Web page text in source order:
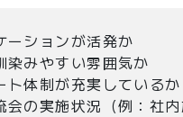
ーションが活発か
染みやすい雰囲気か
ト体制が充実しているか
の実施状況（例：社内